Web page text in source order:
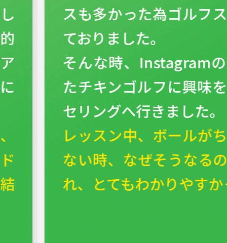
スも多かった為ゴルフ
ておりました。
そんな時、Instagram
たチキンゴルフに興味
セリングへ行きました。
レッスン中、ボールが
ない時、なぜそうなる
れ、とてもわかりやす